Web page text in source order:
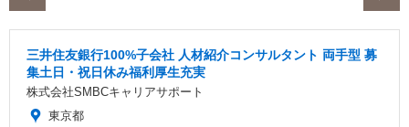
三井住友銀行100%子会社 人材紹介コンサルタント 両手型 募
集土日・祝日休み福利厚生充実
株式会社SMBCキャリアサポート
東京都